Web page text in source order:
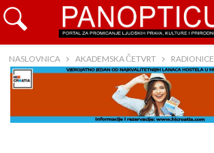
NASLOVNICA AKADEMSKA ČETVRT RADIONICE